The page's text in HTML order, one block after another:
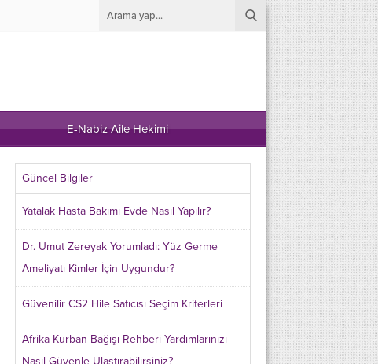
E-Nabiz Aile Hekimi
Güncel Bilgiler
Yatalak Hasta Bakımı Evde Nasıl Yapılır?
Dr. Umut Zereyak Yorumladı: Yüz Germe
Ameliyatı Kimler İçin Uygundur?
Güvenilir CS2 Hile Satıcısı Seçim Kriterleri
Afrika Kurban Bağışı Rehberi Yardımlarınızı
Nasıl Güvenle Ulaştırabilirsiniz?